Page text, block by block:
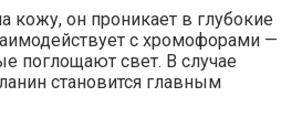
кожу, он проникает в глубокие
с хромофорами —
поглощают свет. В случае
становится главным